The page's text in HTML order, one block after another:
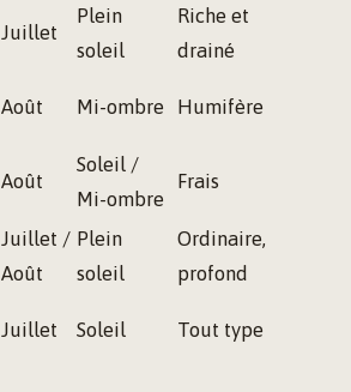
Juillet
Plein
soleil
Riche et
drainé
Août Mi-ombre Humifère
Août
Soleil /
Mi-ombre
Frais
Juillet /
Août
Plein
soleil
Ordinaire,
profond
Juillet Soleil Tout type